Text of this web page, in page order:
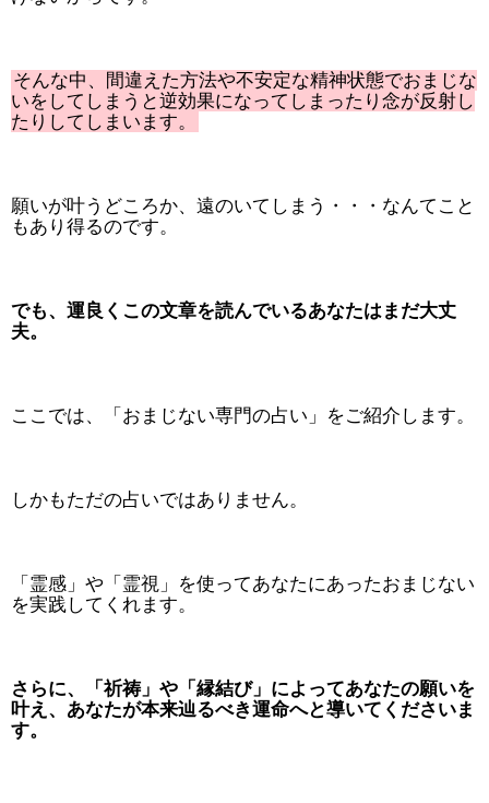
そんな中、間違えた方法や不安定な精神状態でおまじな
いをしてしまうと逆効果になってしまったり念が反射し
たりしてしまいます。
願いが叶うどころか、遠のいてしまう・・・なんてこと
もあり得るのです。
でも、運良くこの文章を読んでいるあなたはまだ大丈
夫。
ここでは、「おまじない専門の占い」をご紹介します。
しかもただの占いではありません。
「霊感」や「霊視」を使ってあなたにあったおまじない
を実践してくれます。
さらに、「祈祷」や「縁結び」によってあなたの願いを
叶え、あなたが本来辿るべき運命へと導いてくださいま
す。